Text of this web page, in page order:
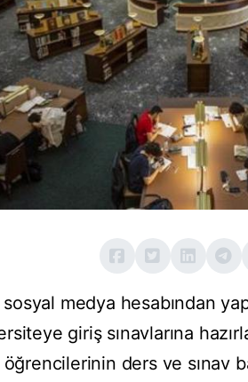
medya hesabından
giriş sınavlarına
ders ve sınav